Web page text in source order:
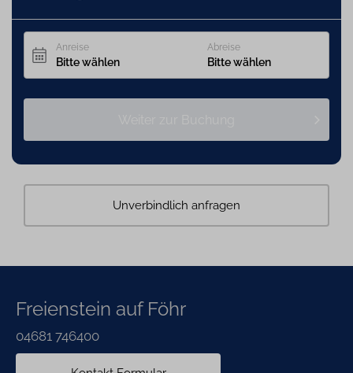
Schauen Sir doch mal rein.
Angebot gilt für neue Buchungen ab dem 19.03.2026 und für
ausgewählte Objekte.
Unverbindlich anfragen
Freienstein auf Föhr
04681 746400